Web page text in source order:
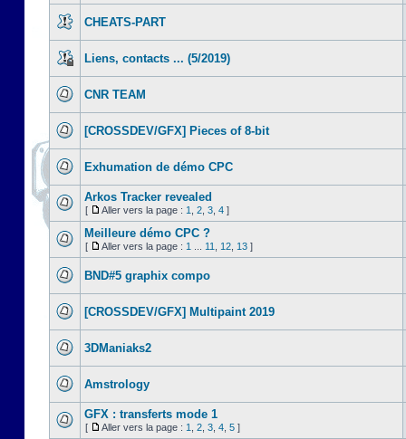
CHEATS-PART
Liens, contacts ... (5/2019)
CNR TEAM
[CROSSDEV/GFX] Pieces of 8-bit
Exhumation de démo CPC
Arkos Tracker revealed
[ Aller vers la page : 1 2 3 4 ]
Meilleure démo CPC ?
[ Aller vers la page : 1 11 12 13 ]
BND#5 graphix compo
[CROSSDEV/GFX] Multipaint 2019
3DManiaks2
Amstrology
GFX : transferts mode 1
[ Aller vers la page : 1 2 3 4 5 ]